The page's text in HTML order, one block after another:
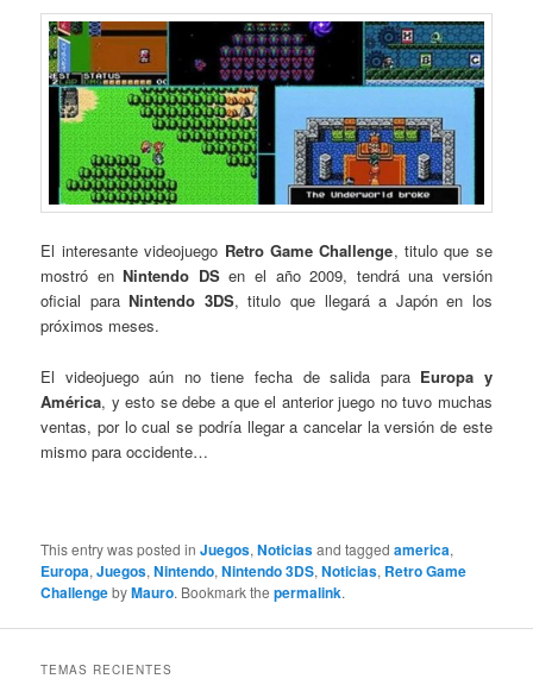
El interesante videojuego Retro Game Challenge, titulo que se
mostró enNintendo DSen el año 2009, tendrá una versión
oficial paraNintendo 3DS, titulo que llegará a Japón en los
próximos meses.
El videojuego aún no tiene fecha de salida para Europa y
América, y esto se debe a que el anterior juego no tuvo muchas
ventas, por lo cual se podría llegar a cancelar la versión de este
mismo para occidente…
This entry was posted inJuegos,Noticiasand taggedamerica,
Europa,Juegos,Nintendo,Nintendo 3DS,Noticias, Retro Game
ChallengebyMauro. Bookmark thepermalink.
TEMAS RECIENTES